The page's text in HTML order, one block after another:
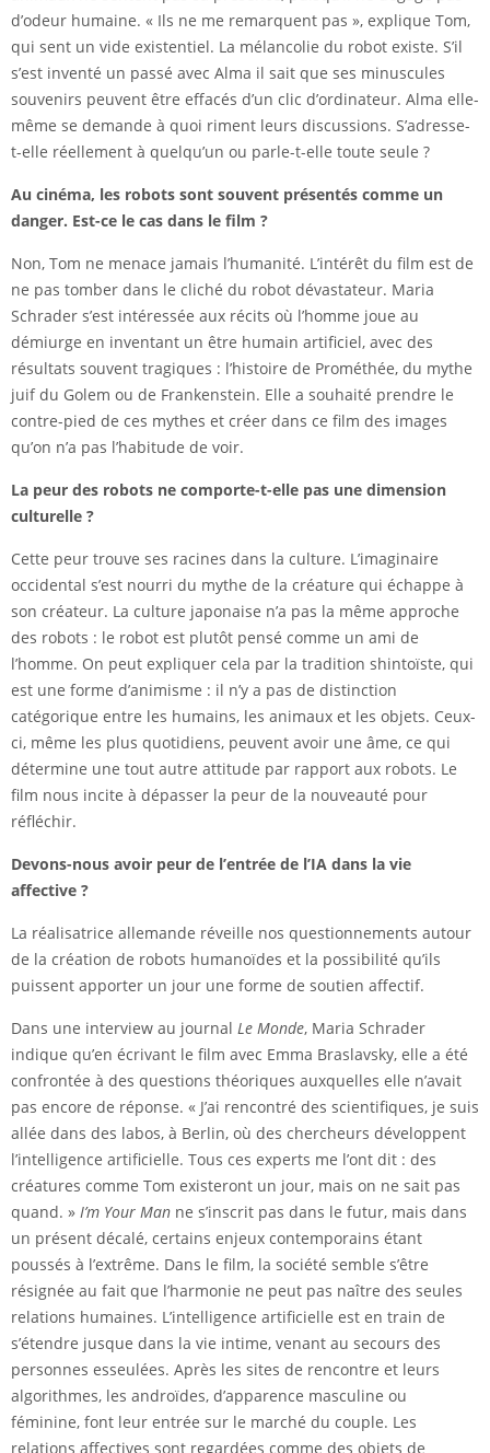
d’odeur humaine. « Ils ne me remarquent pas », explique Tom,
qui sent un vide existentiel. La mélancolie du robot existe. S’il
s’est inventé un passé avec Alma il sait que ses minuscules
souvenirs peuvent être effacés d’un clic d’ordinateur. Alma elle-
même se demande à quoi riment leurs discussions. S’adresse-
t-elle réellement à quelqu’un ou parle-t-elle toute seule ?
Au cinéma, les robots sont souvent présentés comme un
danger. Est-ce le cas dans le film ?
Non, Tom ne menace jamais l’humanité. L’intérêt du film est de
ne pas tomber dans le cliché du robot dévastateur. Maria
Schrader s’est intéressée aux récits où l’homme joue au
démiurge en inventant un être humain artificiel, avec des
résultats souvent tragiques : l’histoire de Prométhée, du mythe
juif du Golem ou de Frankenstein. Elle a souhaité prendre le
contre-pied de ces mythes et créer dans ce film des images
qu’on n’a pas l’habitude de voir.
La peur des robots ne comporte-t-elle pas une dimension
culturelle ?
Cette peur trouve ses racines dans la culture. L’imaginaire
occidental s’est nourri du mythe de la créature qui échappe à
son créateur. La culture japonaise n’a pas la même approche
des robots : le robot est plutôt pensé comme un ami de
l’homme. On peut expliquer cela par la tradition shintoïste, qui
est une forme d’animisme : il n’y a pas de distinction
catégorique entre les humains, les animaux et les objets. Ceux-
ci, même les plus quotidiens, peuvent avoir une âme, ce qui
détermine une tout autre attitude par rapport aux robots. Le
film nous incite à dépasser la peur de la nouveauté pour
réfléchir.
Devons-nous avoir peur de l’entrée de l’IA dans la vie
affective ?
La réalisatrice allemande réveille nos questionnements autour
de la création de robots humanoïdes et la possibilité qu’ils
puissent apporter un jour une forme de soutien affectif.
Dans une interview au journal Le Monde, Maria Schrader
indique qu’en écrivant le film avec Emma Braslavsky, elle a été
confrontée à des questions théoriques auxquelles elle n’avait
pas encore de réponse. « J’ai rencontré des scientifiques, je suis
allée dans des labos, à Berlin, où des chercheurs développent
l’intelligence artificielle. Tous ces experts me l’ont dit : des
créatures comme Tom existeront un jour, mais on ne sait pas
quand. » I’m Your Man ne s’inscrit pas dans le futur, mais dans
un présent décalé, certains enjeux contemporains étant
poussés à l’extrême. Dans le film, la société semble s’être
résignée au fait que l’harmonie ne peut pas naître des seules
relations humaines. L’intelligence artificielle est en train de
s’étendre jusque dans la vie intime, venant au secours des
personnes esseulées. Après les sites de rencontre et leurs
algorithmes, les androïdes, d’apparence masculine ou
féminine, font leur entrée sur le marché du couple. Les
relations affectives sont regardées comme des objets de